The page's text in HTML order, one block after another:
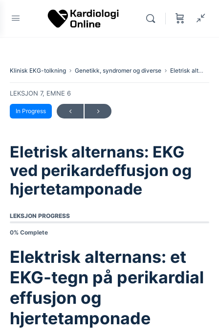
Klinisk EKG-tolkning Genetikk, syndromer og diverse Eletrisk alternans: EKG ved perikardeffusjon og hjertetamponade
LEKSJON 7, EMNE 6
In Progress
Eletrisk alternans: EKG
ved perikardeffusjon og
hjertetamponade
LEKSJON PROGRESS
0% Complete
Elektrisk alternans: et
EKG-tegn på perikardial
effusjon og
hjertetamponade